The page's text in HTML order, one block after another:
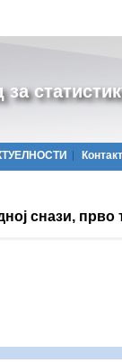
Контакт
снази, прво